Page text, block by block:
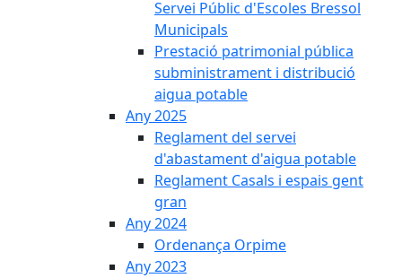
Servei Públic d'Escoles Bressol
Municipals
Prestació patrimonial pública
subministrament i distribució
aigua potable
Any 2025
Reglament del servei
d'abastament d'aigua potable
Reglament Casals i espais gent
gran
Any 2024
Ordenança Orpime
Any 2023